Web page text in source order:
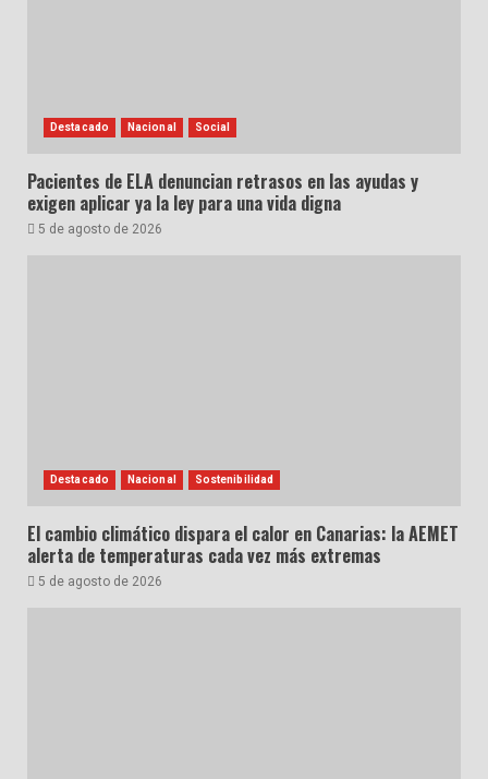
Destacado Nacional Social
Pacientes de ELA denuncian retrasos en las ayudas y
exigen aplicar ya la ley para una vida digna
5 de agosto de 2026
Destacado Nacional Sostenibilidad
El cambio climático dispara el calor en Canarias: la AEMET
alerta de temperaturas cada vez más extremas
5 de agosto de 2026